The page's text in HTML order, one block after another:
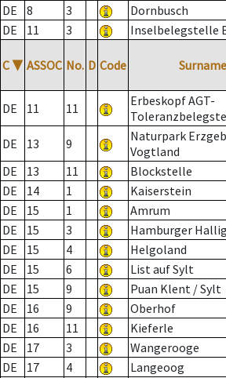
DE
8 3 Dornbusch
DE
11 3 Inselbelegstelle
C ▼ ASSOC No. D Code Surname
DE 11 11
Erbeskopf AGT-
DE 13 9
Naturpark
Vogtland
DE
13 11 Blockstelle
DE
14 1 Kaiserstein
DE
15 1 Amrum
DE
15 3 Hamburger Hallig
DE
15 4 Helgoland
DE
15 6 List auf Sylt
DE
15 9 Puan Klent / Sylt
DE
16 9 Oberhof
DE
16 11 Kieferle
DE
17 3 Wangerooge
DE
17 4 Langeoog